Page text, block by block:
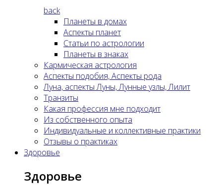
back
Планеты в домах
Аспекты планет
Статьи по астрологии
Планеты в знаках
Кармическая астрология
Аспекты подобия, Аспекты рода
Луна, аспекты Луны, Лунные узлы, Лилит
Транзиты
Какая профессия мне подходит
Из собственного опыта
Индивидуальные и коллективные практики
Отзывы о практиках
Здоровье
Здоровье